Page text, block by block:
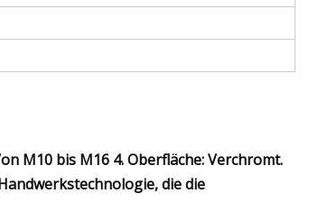
M10 bis M16 4. Oberfläche: Verchromt.
die die